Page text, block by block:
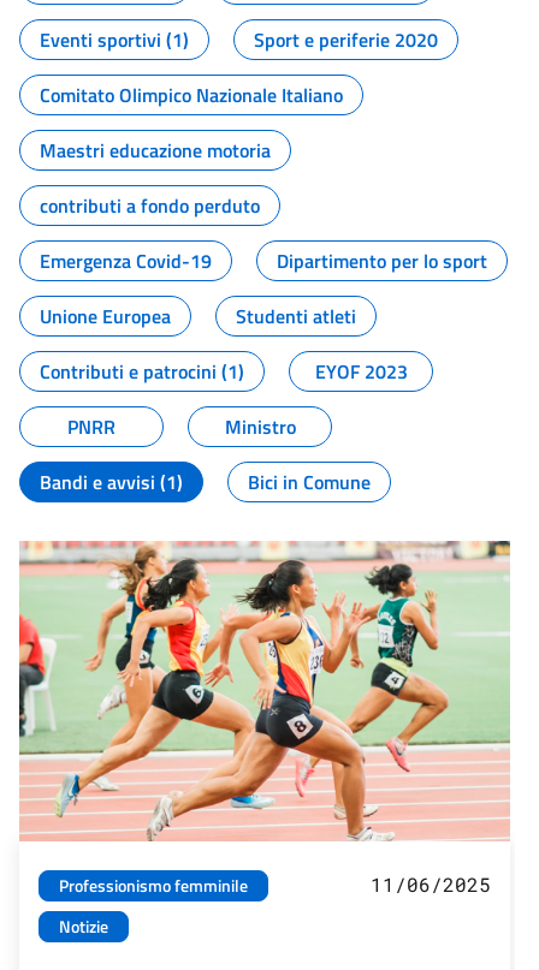
Eventi sportivi (1)
Sport e periferie 2020
Comitato Olimpico Nazionale Italiano
Maestri educazione motoria
contributi a fondo perduto
Emergenza Covid-19
Dipartimento per lo sport
Unione Europea
Studenti atleti
Contributi e patrocini (1)
EYOF 2023
PNRR
Ministro
Bandi e avvisi (1)
Bici in Comune
Professionismo femminile
Notizie
11/06/2025